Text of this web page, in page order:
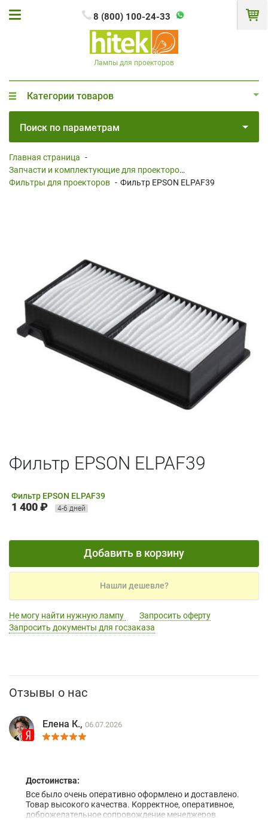
8 (800) 100-24-33
Лампы для проекторов
Категории товаров
Поиск по параметрам
Главная страница -
Запчасти и комплектующие для проекторов
Фильтры для проекторов - Фильтр EPSON ELPAF39
Фильтр EPSON ELPAF39
Фильтр EPSON ELPAF39
1 400 ₽ 4-6 дней
Добавить в корзину
Нашли дешевле?
Не могу найти нужную лампу
Запросить оферту
Запросить документы для госзаказа
Отзывы о нас
Елена К., 06.07.2026
Достоинства:
Все было очень оперативно оформлено и доставлено.
Товар высокого качества. Корректное, оперативное,
доброжелательное сопровождение менеджеров.